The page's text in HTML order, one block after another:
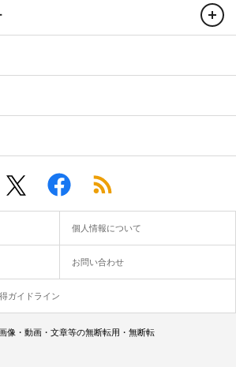
個人情報について
お問い合わせ
ガイドライン
像・動画・文章等の無断転用・無断転